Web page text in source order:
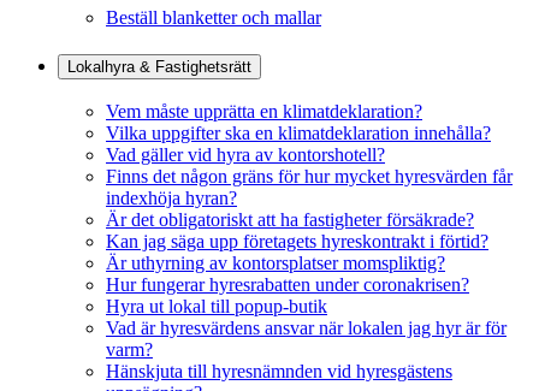
Beställ blanketter och mallar
Lokalhyra & Fastighetsrätt
Vem måste upprätta en klimatdeklaration?
Vilka uppgifter ska en klimatdeklaration innehålla?
Vad gäller vid hyra av kontorshotell?
Finns det någon gräns för hur mycket hyresvärden får
indexhöja hyran?
Är det obligatoriskt att ha fastigheter försäkrade?
Kan jag säga upp företagets hyreskontrakt i förtid?
Är uthyrning av kontorsplatser momspliktig?
Hur fungerar hyresrabatten under coronakrisen?
Hyra ut lokal till popup-butik
Vad är hyresvärdens ansvar när lokalen jag hyr är för
varm?
Hänskjuta till hyresnämnden vid hyresgästens